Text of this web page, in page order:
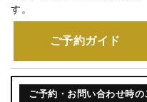
す。
ご予約ガイド
ご予約・お問い合わせ時の